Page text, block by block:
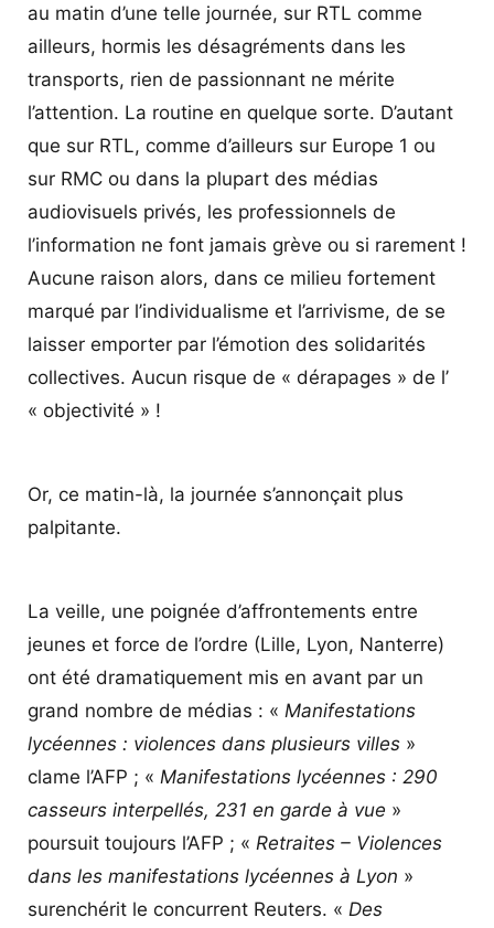
au matin d’une telle journée, sur RTL comme
ailleurs, hormis les désagréments dans les
transports, rien de passionnant ne mérite
l’attention. La routine en quelque sorte. D’autant
que sur RTL, comme d’ailleurs sur Europe 1 ou
sur RMC ou dans la plupart des médias
audiovisuels privés, les professionnels de
l’information ne font jamais grève ou si rarement !
Aucune raison alors, dans ce milieu fortement
marqué par l’individualisme et l’arrivisme, de se
laisser emporter par l’émotion des solidarités
collectives. Aucun risque de « dérapages » de l’
« objectivité » !
Or, ce matin-là, la journée s’annonçait plus
palpitante.
La veille, une poignée d’affrontements entre
jeunes et force de l’ordre (Lille, Lyon, Nanterre)
ont été dramatiquement mis en avant par un
grand nombre de médias : « Manifestations
lycéennes : violences dans plusieurs villes »
clame l’AFP ; « Manifestations lycéennes : 290
casseurs interpellés, 231 en garde à vue »
poursuit toujours l’AFP ; « Retraites – Violences
dans les manifestations lycéennes à Lyon »
surenchérit le concurrent Reuters. « Des